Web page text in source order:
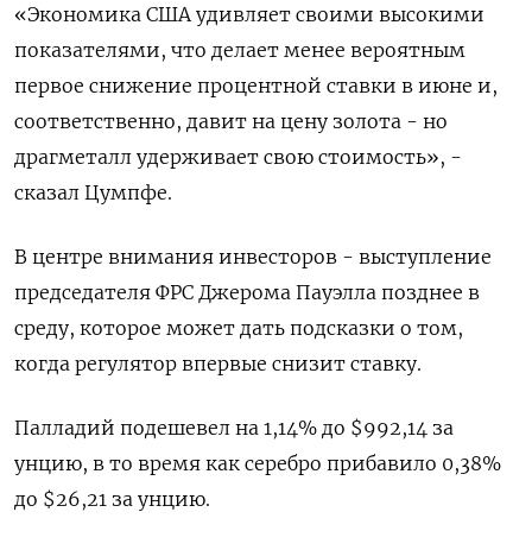
«Экономика США удивляет своими высокими
показателями, что делает менее вероятным
первое снижение процентной ставки в июне и,
соответственно, давит на цену золота - но
драгметалл удерживает свою стоимость», -
сказал Цумпфе.
В центре внимания инвесторов - выступление
председателя ФРС Джерома Пауэлла позднее в
среду, которое может дать подсказки о том,
когда регулятор впервые снизит ставку.
Палладий подешевел на 1,14% до $992,14​​ за
унцию, в то время как серебро прибавило 0,38%
до $26,21​ за унцию.